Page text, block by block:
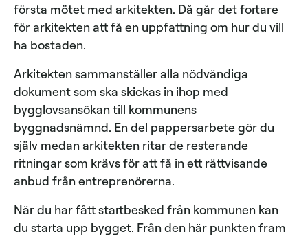
första mötet med arkitekten. Då går det fortare
för arkitekten att få en uppfattning om hur du vill
ha bostaden.
Arkitekten sammanställer alla nödvändiga
dokument som ska skickas in ihop med
bygglovsansökan till kommunens
byggnadsnämnd. En del pappersarbete gör du
själv medan arkitekten ritar de resterande
ritningar som krävs för att få in ett rättvisande
anbud från entreprenörerna.
När du har fått startbesked från kommunen kan
du starta upp bygget. Från den här punkten fram